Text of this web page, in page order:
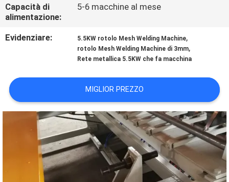
CONTATTICI
UNA
CITAZIONE
MAPPA
SITO
Capacità di
alimentazione:
5-6 macchine al mese
Evidenziare: 5.5KW rotolo Mesh Welding Machine,
rotolo Mesh Welding Machine di 3mm,
Rete metallica 5.5KW che fa macchina
MIGLIOR PREZZO